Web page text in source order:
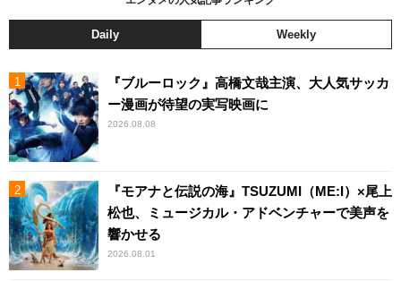
Daily Weekly
『ブルーロック』高橋文哉主演、大人気サッカ
ー漫画が待望の実写映画に
2026.08.08
『モアナと伝説の海』TSUZUMI（ME:I）×尾上
松也、ミュージカル・アドベンチャーで美声を
響かせる
2026.08.01